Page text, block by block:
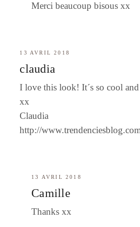
Merci beaucoup bisous xx
13 AVRIL 2018
claudia
I love this look! It´s so cool and
xx
Claudia
http://
13 AVRIL 2018
Camille
Thanks xx